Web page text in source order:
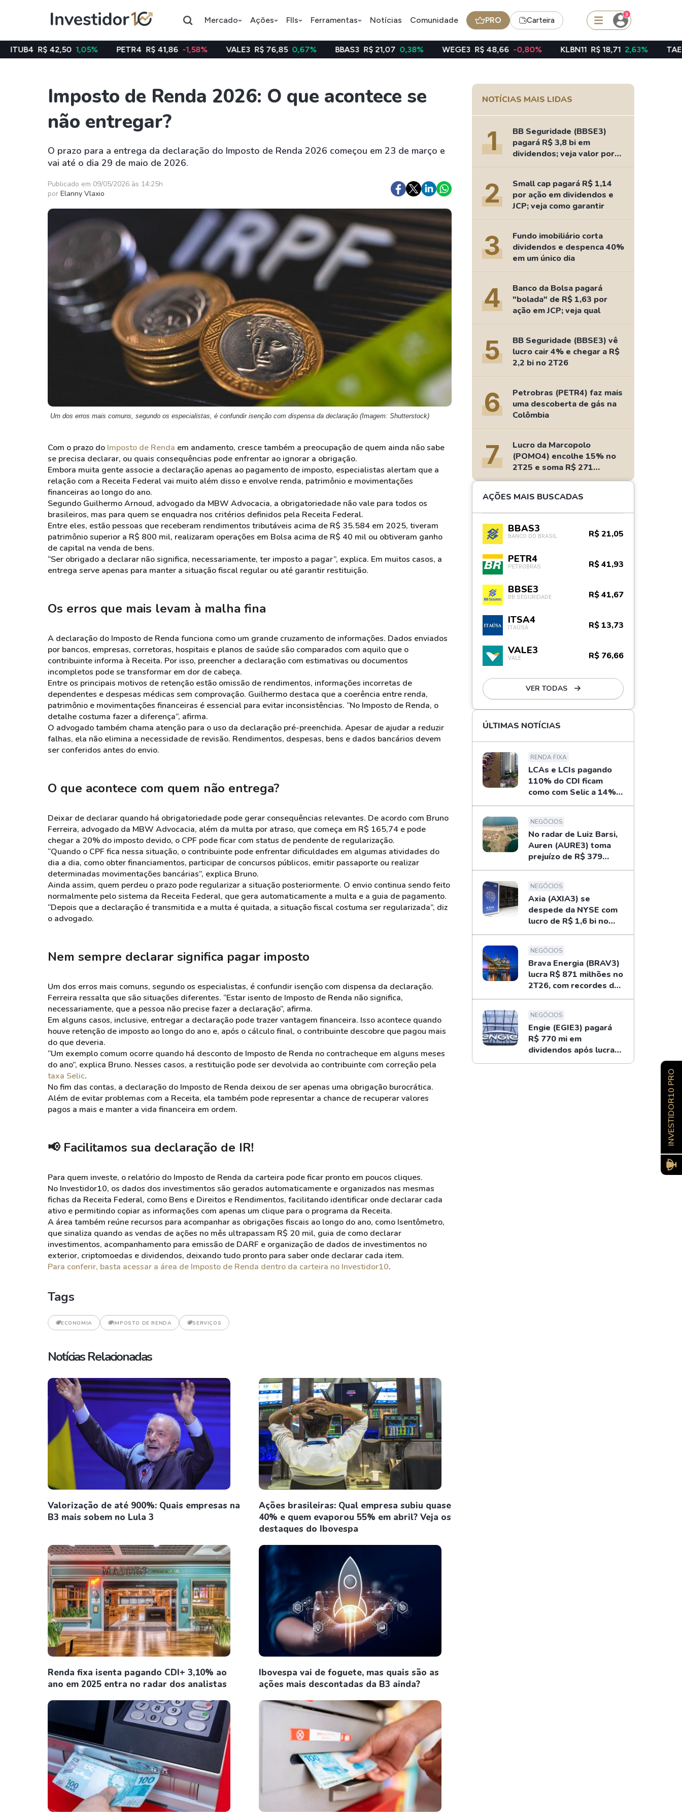
Mercado Ações FIIs Ferramentas Notícias Comunidade PRO Carteira
3
Assuntos do momento
Índice
Ibovespa
Commodity
Petróleo SpaceX
Ações
Taesa
Itausa
Weg
Petrobrás
Ver todos
FIIs
XPML11
KNCR11
Ver todos
SMAL11
HASH11
GOLD11
XINA11
Ver todos
Google
Meta
Coca-Cola
Ver todos
Criptomoedas
Bitcoin
Ethereum
Binance Coin - BNB
Dogecoin
Solana
Cardano
Ver todos
Ideias
Agenda de Dividendos
Radar do Dividendo Inteligente
As Ações Mais Buscadas
Guia do Iniciante
1,05% PETR4 R$ 41,86 -1,58% VALE3 R$ 76,85 0,67% BBAS3 R$ 21,07 0,38% WEGE3 R$ 48,66 -0,80% KLBN11 R$ 18,71 2,63% TAEE11 R$ 40,06
Imposto de Renda 2026: O que acontece se
não entregar?
O prazo para a entrega da declaração do Imposto de Renda 2026 começou em 23 de março e
vai até o dia 29 de maio de 2026.
Publicado em 09/05/2026 às 14:25h
por Elanny Vlaxio
Um dos erros mais comuns, segundo os especialistas, é confundir isenção com dispensa da declaração (Imagem: Shutterstock)
Com o prazo do Imposto de Renda em andamento, cresce também a preocupação de quem ainda não sabe
se precisa declarar, ou quais consequências pode enfrentar ao ignorar a obrigação.
Embora muita gente associe a declaração apenas ao pagamento de imposto, especialistas alertam que a
relação com a Receita Federal vai muito além disso e envolve renda, patrimônio e movimentações
financeiras ao longo do ano.
Segundo Guilhermo Arnoud, advogado da MBW Advocacia, a obrigatoriedade não vale para todos os
brasileiros, mas para quem se enquadra nos critérios definidos pela Receita Federal.
Entre eles, estão pessoas que receberam rendimentos tributáveis acima de R$ 35.584 em 2025, tiveram
patrimônio superior a R$ 800 mil, realizaram operações em Bolsa acima de R$ 40 mil ou obtiveram ganho
de capital na venda de bens.
“Ser obrigado a declarar não significa, necessariamente, ter imposto a pagar”, explica. Em muitos casos, a
entrega serve apenas para manter a situação fiscal regular ou até garantir restituição.
Os erros que mais levam à malha fina
A declaração do Imposto de Renda funciona como um grande cruzamento de informações. Dados enviados
por bancos, empresas, corretoras, hospitais e planos de saúde são comparados com aquilo que o
contribuinte informa à Receita. Por isso, preencher a declaração com estimativas ou documentos
incompletos pode se transformar em dor de cabeça.
Entre os principais motivos de retenção estão omissão de rendimentos, informações incorretas de
dependentes e despesas médicas sem comprovação. Guilhermo destaca que a coerência entre renda,
patrimônio e movimentações financeiras é essencial para evitar inconsistências. “No Imposto de Renda, o
detalhe costuma fazer a diferença”, afirma.
O advogado também chama atenção para o uso da declaração pré-preenchida. Apesar de ajudar a reduzir
falhas, ela não elimina a necessidade de revisão. Rendimentos, despesas, bens e dados bancários devem
ser conferidos antes do envio.
O que acontece com quem não entrega?
Deixar de declarar quando há obrigatoriedade pode gerar consequências relevantes. De acordo com Bruno
Ferreira, advogado da MBW Advocacia, além da multa por atraso, que começa em R$ 165,74 e pode
chegar a 20% do imposto devido, o CPF pode ficar com status de pendente de regularização.
“Quando o CPF fica nessa situação, o contribuinte pode enfrentar dificuldades em algumas atividades do
dia a dia, como obter financiamentos, participar de concursos públicos, emitir passaporte ou realizar
determinadas movimentações bancárias”, explica Bruno.
Ainda assim, quem perdeu o prazo pode regularizar a situação posteriormente. O envio continua sendo feito
normalmente pelo sistema da Receita Federal, que gera automaticamente a multa e a guia de pagamento.
“Depois que a declaração é transmitida e a multa é quitada, a situação fiscal costuma ser regularizada”, diz
o advogado.
Nem sempre declarar significa pagar imposto
Um dos erros mais comuns, segundo os especialistas, é confundir isenção com dispensa da declaração.
Ferreira ressalta que são situações diferentes. “Estar isento de Imposto de Renda não significa,
necessariamente, que a pessoa não precise fazer a declaração”, afirma.
Em alguns casos, inclusive, entregar a declaração pode trazer vantagem financeira. Isso acontece quando
houve retenção de imposto ao longo do ano e, após o cálculo final, o contribuinte descobre que pagou mais
do que deveria.
“Um exemplo comum ocorre quando há desconto de Imposto de Renda no contracheque em alguns meses
do ano”, explica Bruno. Nesses casos, a restituição pode ser devolvida ao contribuinte com correção pela
taxa Selic.
No fim das contas, a declaração do Imposto de Renda deixou de ser apenas uma obrigação burocrática.
Além de evitar problemas com a Receita, ela também pode representar a chance de recuperar valores
pagos a mais e manter a vida financeira em ordem.
📢 Facilitamos sua declaração de IR!
Para quem investe, o relatório do Imposto de Renda da carteira pode ficar pronto em poucos cliques.
No Investidor10, os dados dos investimentos são gerados automaticamente e organizados nas mesmas
fichas da Receita Federal, como Bens e Direitos e Rendimentos, facilitando identificar onde declarar cada
ativo e permitindo copiar as informações com apenas um clique para o programa da Receita.
A área também reúne recursos para acompanhar as obrigações fiscais ao longo do ano, como Isentômetro,
que sinaliza quando as vendas de ações no mês ultrapassam R$ 20 mil, guia de como declarar
investimentos, acompanhamento para emissão de DARF e organização de dados de investimentos no
exterior, criptomoedas e dividendos, deixando tudo pronto para saber onde declarar cada item.
Para conferir, basta acessar a área de Imposto de Renda dentro da carteira no Investidor10.
Tags
ECONOMIA IMPOSTO DE RENDA SERVIÇOS
Notícias Relacionadas
Valorização de até 900%: Quais empresas na
B3 mais sobem no Lula 3
Ações brasileiras: Qual empresa subiu quase
40% e quem evaporou 55% em abril? Veja os
destaques do Ibovespa
Renda fixa isenta pagando CDI+ 3,10% ao
ano em 2025 entra no radar dos analistas
Ibovespa vai de foguete, mas quais são as
ações mais descontadas da B3 ainda?
NOTÍCIAS MAIS LIDAS
1
BB Seguridade (BBSE3)
pagará R$ 3,8 bi em
dividendos; veja valor por
ação
2
Small cap pagará R$ 1,14
por ação em dividendos e
JCP; veja como garantir
3
Fundo imobiliário corta
dividendos e despenca 40%
em um único dia
4
Banco da Bolsa pagará
"bolada" de R$ 1,63 por
ação em JCP; veja qual
5
BB Seguridade (BBSE3) vê
lucro cair 4% e chegar a R$
2,2 bi no 2T26
6
Petrobras (PETR4) faz mais
uma descoberta de gás na
Colômbia
7
Lucro da Marcopolo
(POMO4) encolhe 15% no
2T25 e soma R$ 271
milhões
AÇÕES MAIS BUSCADAS
BBAS3
BANCO DO BRASIL R$ 21,05
PETR4
PETROBRAS R$ 41,93
BBSE3
BB SEGURIDADE R$ 41,67
ITSA4
ITAÚSA R$ 13,73
VALE3
VALE R$ 76,66
VER TODAS
ÚLTIMAS NOTÍCIAS
RENDA FIXA
LCAs e LCIs pagando
110% do CDI ficam
como com Selic a 14%
ao ano? Fizemos as
NEGÓCIOS
No radar de Luiz Barsi,
Auren (AURE3) toma
prejuízo de R$ 379
milhões no 2T26
NEGÓCIOS
Axia (AXIA3) se
despede da NYSE com
lucro de R$ 1,6 bi no
2T26; entenda
NEGÓCIOS
Brava Energia (BRAV3)
lucra R$ 871 milhões no
2T26, com recordes do
ouro negro
NEGÓCIOS
Engie (EGIE3) pagará
R$ 770 mi em
dividendos após lucrar
R$ 694 mi no 2T26
INVESTIDOR10 PRO